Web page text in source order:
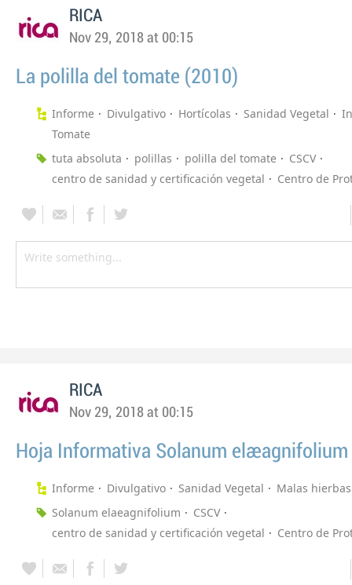
RICA
Nov 29, 2018 at 00:15
La polilla del tomate (2010)
Informe Divulgativo Hortícolas Sanidad Vegetal
Tomate
tuta absoluta
polillas polilla del tomate
CSCV
centro de sanidad y certificación vegetal
Centro de
RICA
Nov 29, 2018 at 00:15
Hoja Informativa Solanum elaeagnifolium
Informe Divulgativo Sanidad Vegetal
Malas hierbas
Solanum elaeagnifolium
CSCV
centro de sanidad y certificación vegetal
Centro de